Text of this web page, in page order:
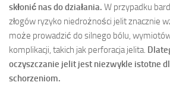
skłonić nas do działania. W przypadku
złogów ryzyko niedrożności jelit znacznie
może prowadzić do silnego bólu,
komplikacji, takich jak perforacja jelita.
oczyszczanie jelit jest niezwykle istotne
schorzeniom.